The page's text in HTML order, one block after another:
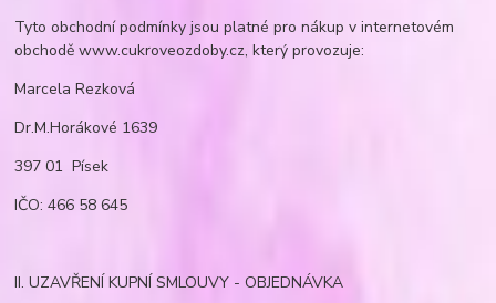
Tyto obchodní podmínky jsou platné pro nákup v internetovém
obchodě www.cukroveozdoby.cz, který provozuje:
Marcela Rezková
Dr.M.Horákové 1639
397 01 Písek
IČO: 466 58 645
II. UZAVŘENÍ KUPNÍ SMLOUVY - OBJEDNÁVKA